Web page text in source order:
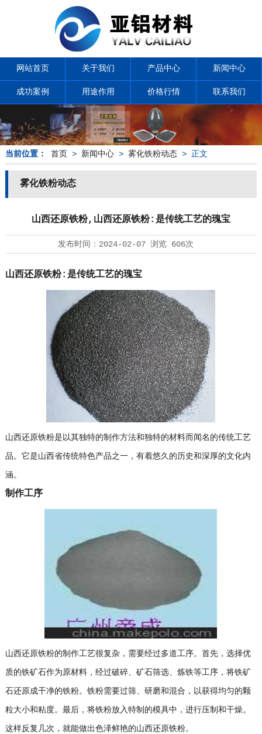
网站首页 关于我们 产品中心 新闻中心
成功案例 用途作用 价格行情 联系我们
当前位置： 首页 > 新闻中心> 雾化铁粉动态> 正文
雾化铁粉动态
山西还原铁粉,山西还原铁粉:是传统工艺的瑰宝
发布时间： 2024-02-07浏览 606次
山西还原铁粉:是传统工艺的瑰宝
山西还原铁粉是以其独特的制作方法和独特的材料而闻名的传统工艺
品。它是山西省传统特色产品之一，有着悠久的历史和深厚的文化内
涵。
制作工序
山西还原铁粉的制作工艺很复杂，需要经过多道工序。首先，选择优
质的铁矿石作为原材料，经过破碎、矿石筛选、炼铁等工序，将铁矿
石还原成干净的铁粉。铁粉需要过筛、研磨和混合，以获得均匀的颗
粒大小和粘度。最后，将铁粉放入特制的模具中，进行压制和干燥。
这样反复几次，就能做出色泽鲜艳的山西还原铁粉。